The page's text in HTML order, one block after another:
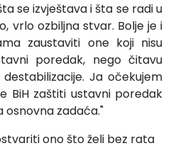
se izvještava i šta se radi u
vrlo ozbiljna stvar. Bolje je i
zaustaviti one koji nisu
poredak, nego čitavu
Ja očekujem
BiH zaštiti ustavni poredak
osnovna zadaća."
ono što želi bez rata